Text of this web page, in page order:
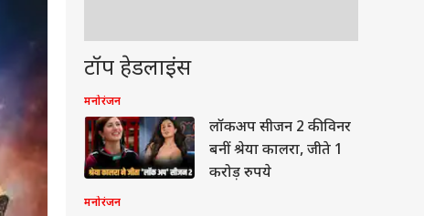
टॉप हेडलाइंस
मनोरंजन
लॉकअप सीजन 2 की विनर
बनीं श्रेया कालरा, जीते 1
करोड़ रुपये
मनोरंजन